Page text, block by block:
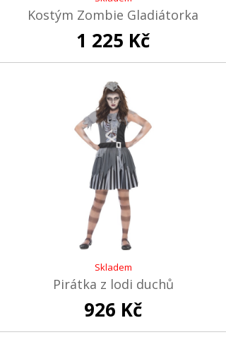
Kostým Zombie Gladiátorka
1 225 Kč
Skladem
Pirátka z lodi duchů
926 Kč